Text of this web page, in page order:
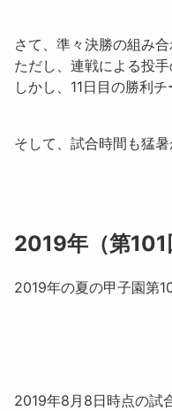
さて、準々決勝の組み合
ただし、連戦による投
しかし、11日目の勝利
そして、試合時間も猛
2019年（第
2019年の夏の甲子園第
2019年8月8日時点の試